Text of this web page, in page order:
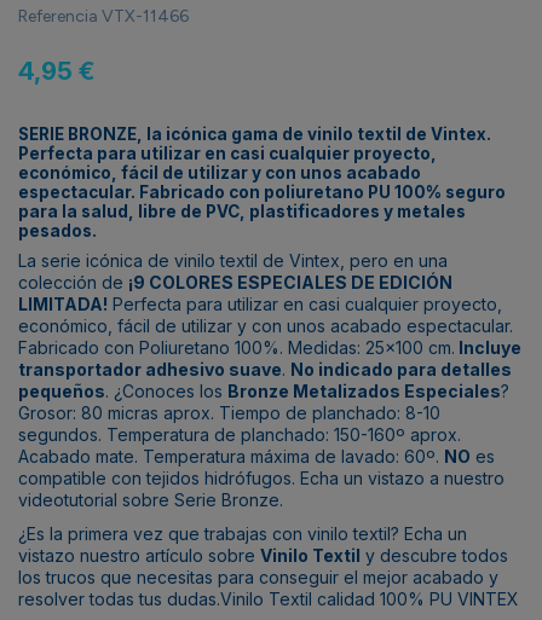
Referencia VTX-11466
4,95 €
SERIE BRONZE, la icónica gama de vinilo textil de Vintex.
Perfecta para utilizar en casi cualquier proyecto,
económico, fácil de utilizar y con unos acabado
espectacular. Fabricado con poliuretano PU 100% seguro
para la salud, libre de PVC, plastificadores y metales
pesados.
La serie icónica de vinilo textil de Vintex, pero en una
colección de ¡9 COLORES ESPECIALES DE EDICIÓN
LIMITADA! Perfecta para utilizar en casi cualquier proyecto,
económico, fácil de utilizar y con unos acabado espectacular.
Fabricado con Poliuretano 100%. Medidas: 25x100 cm. Incluye
transportador adhesivo suave. No indicado para detalles
pequeños. ¿Conoces los Bronze Metalizados Especiales?
Grosor: 80 micras aprox. Tiempo de planchado: 8-10
segundos. Temperatura de planchado: 150-160º aprox.
Acabado mate. Temperatura máxima de lavado: 60º. NO es
compatible con tejidos hidrófugos. Echa un vistazo a nuestro
videotutorial sobre Serie Bronze.
¿Es la primera vez que trabajas con vinilo textil? Echa un
vistazo nuestro artículo sobre Vinilo Textil y descubre todos
los trucos que necesitas para conseguir el mejor acabado y
resolver todas tus dudas.Vinilo Textil calidad 100% PU VINTEX